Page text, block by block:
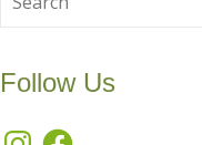
Follow Us
InstagramFacebook